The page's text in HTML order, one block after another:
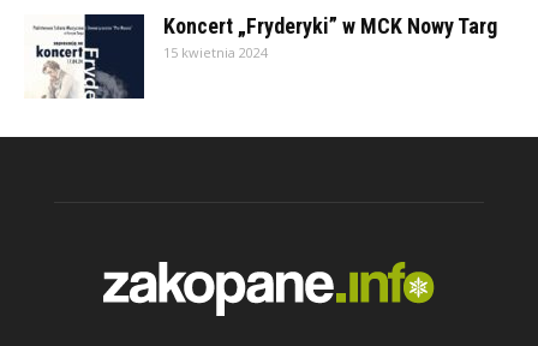
Koncert „Fryderyki” w MCK Nowy Targ
15 kwietnia 2024